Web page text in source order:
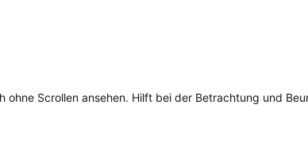
Scrollen ansehen. Hilft bei der Betrachtung und